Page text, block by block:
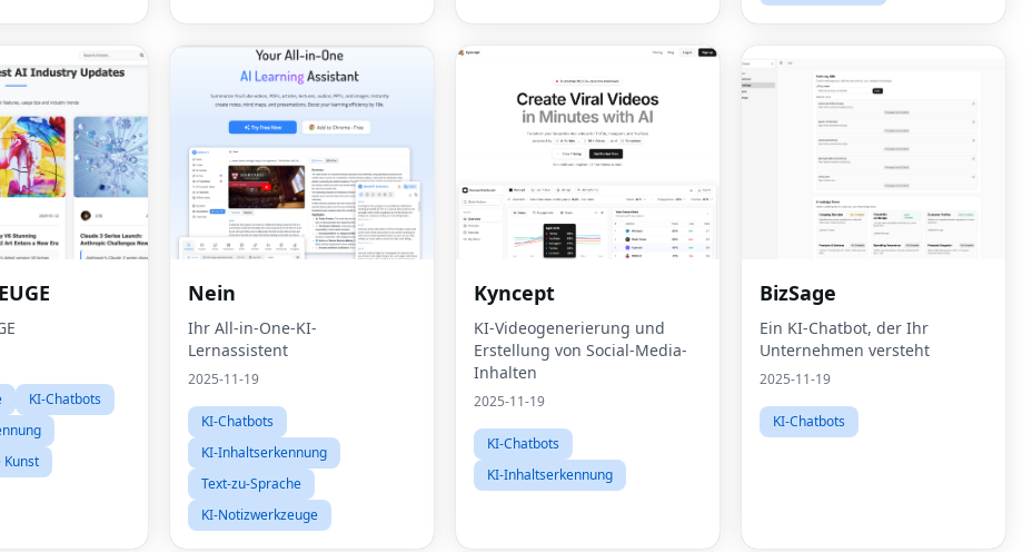
KI-Chatbots
Kunst
Nein
Ihr All-in-One-KI-
Lernassistent
2025-11-19
KI-Chatbots
KI-Inhaltserkennung
Text-zu-Sprache
KI-Notizwerkzeuge
Kyncept
KI-Videogenerierung und
Erstellung von Social-Media-
Inhalten
2025-11-19
KI-Chatbots
KI-Inhaltserkennung
BizSage
Ein KI-Chatbot, der Ihr
Unternehmen versteht
2025-11-19
KI-Chatbots